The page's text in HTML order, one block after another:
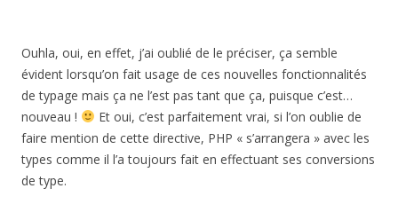
Ouhla, oui, en effet, j’ai oublié de le préciser, ça semble
évident lorsqu’on fait usage de ces nouvelles fonctionnalités
de typage mais ça ne l’est pas tant que ça, puisque c’est…
nouveau !
Et oui, c’est parfaitement vrai, si l’on oublie de
faire mention de cette directive, PHP « s’arrangera » avec les
types comme il l’a toujours fait en effectuant ses conversions
de type.